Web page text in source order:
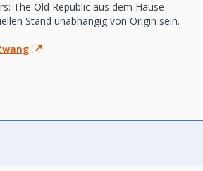
The Old Republic aus dem Hause
Stand unabhängig von Origin sein.